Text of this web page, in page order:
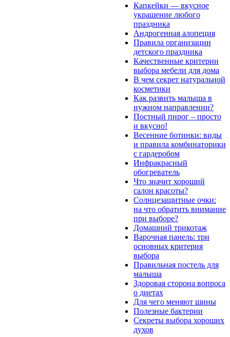
Капкейки — вкусное
украшение любого
праздника
Андрогенная алопеция
Правила организации
детского праздника
Качественные критерии
выбора мебели для дома
В чем секрет натуральной
косметики
Как развить малыша в
нужном направлении?
Постный пирог – просто
и вкусно!
Весенние ботинки: виды
и правила комбинаторики
с гардеробом
Инфракрасный
обогреватель
Что значит хороший
салон красоты?
Солнцезащитные очки:
на что обратить внимание
при выборе?
Домашний трикотаж
Варочная панель: три
основных критерия
выбора
Правильная постель для
малыша
Здоровая сторона вопроса
о диетах
Для чего меняют шины
Полезные бактерии
Секреты выбора хороших
духов